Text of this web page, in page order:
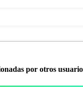
por otros